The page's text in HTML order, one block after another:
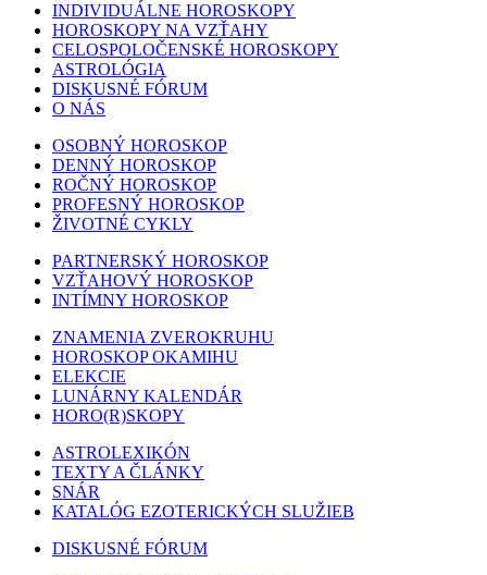
INDIVIDUÁLNE HOROSKOPY
HOROSKOPY NA VZŤAHY
CELOSPOLOČENSKÉ HOROSKOPY
ASTROLÓGIA
DISKUSNÉ FÓRUM
O NÁS
OSOBNÝ HOROSKOP
DENNÝ HOROSKOP
ROČNÝ HOROSKOP
PROFESNÝ HOROSKOP
ŽIVOTNÉ CYKLY
PARTNERSKÝ HOROSKOP
VZŤAHOVÝ HOROSKOP
INTÍMNY HOROSKOP
ZNAMENIA ZVEROKRUHU
HOROSKOP OKAMIHU
ELEKCIE
LUNÁRNY KALENDÁR
HORO(R)SKOPY
ASTROLEXIKÓN
TEXTY A ČLÁNKY
SNÁR
KATALÓG EZOTERICKÝCH SLUŽIEB
DISKUSNÉ FÓRUM